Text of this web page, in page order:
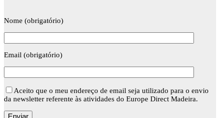
Nome (obrigatório)
Email (obrigatório)
Aceito que o meu endereço de email seja utilizado para o envio
da newsletter referente às atividades do Europe Direct Madeira.